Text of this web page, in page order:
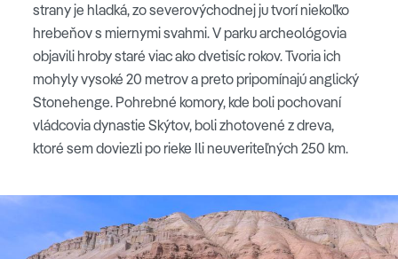
strany je hladká, zo severovýchodnej ju tvorí niekoľko
hrebeňov s miernymi svahmi. V parku archeológovia
objavili hroby staré viac ako dvetisíc rokov. Tvoria ich
mohyly vysoké 20 metrov a preto pripomínajú anglický
Stonehenge. Pohrebné komory, kde boli pochovaní
vládcovia dynastie Skýtov, boli zhotovené z dreva,
ktoré sem doviezli po rieke Ili neuveriteľných 250 km.